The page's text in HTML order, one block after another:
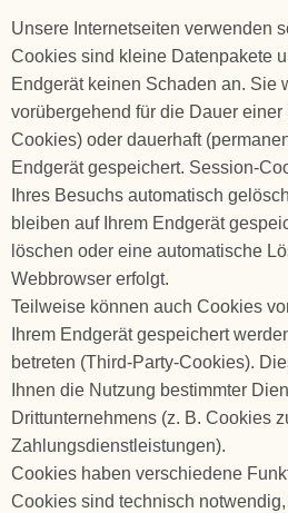
Unsere Internetseiten verwenden
Cookies sind kleine Datenpakete
Endgerät keinen Schaden an. Sie
vorübergehend für die Dauer
Cookies) oder dauerhaft
Endgerät gespeichert. Session-
Ihres Besuchs automatisch
bleiben auf Ihrem Endgerät
löschen oder eine automatische
Webbrowser erfolgt.
Teilweise können auch Cookies
Ihrem Endgerät gespeichert
betreten (Third-Party-Cookies).
Ihnen die Nutzung bestimmter
Drittunternehmens (z. B. Cookies
Zahlungsdienstleistungen).
Cookies haben verschiedene
Cookies sind technisch